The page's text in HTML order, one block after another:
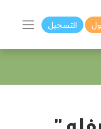
التسجيل